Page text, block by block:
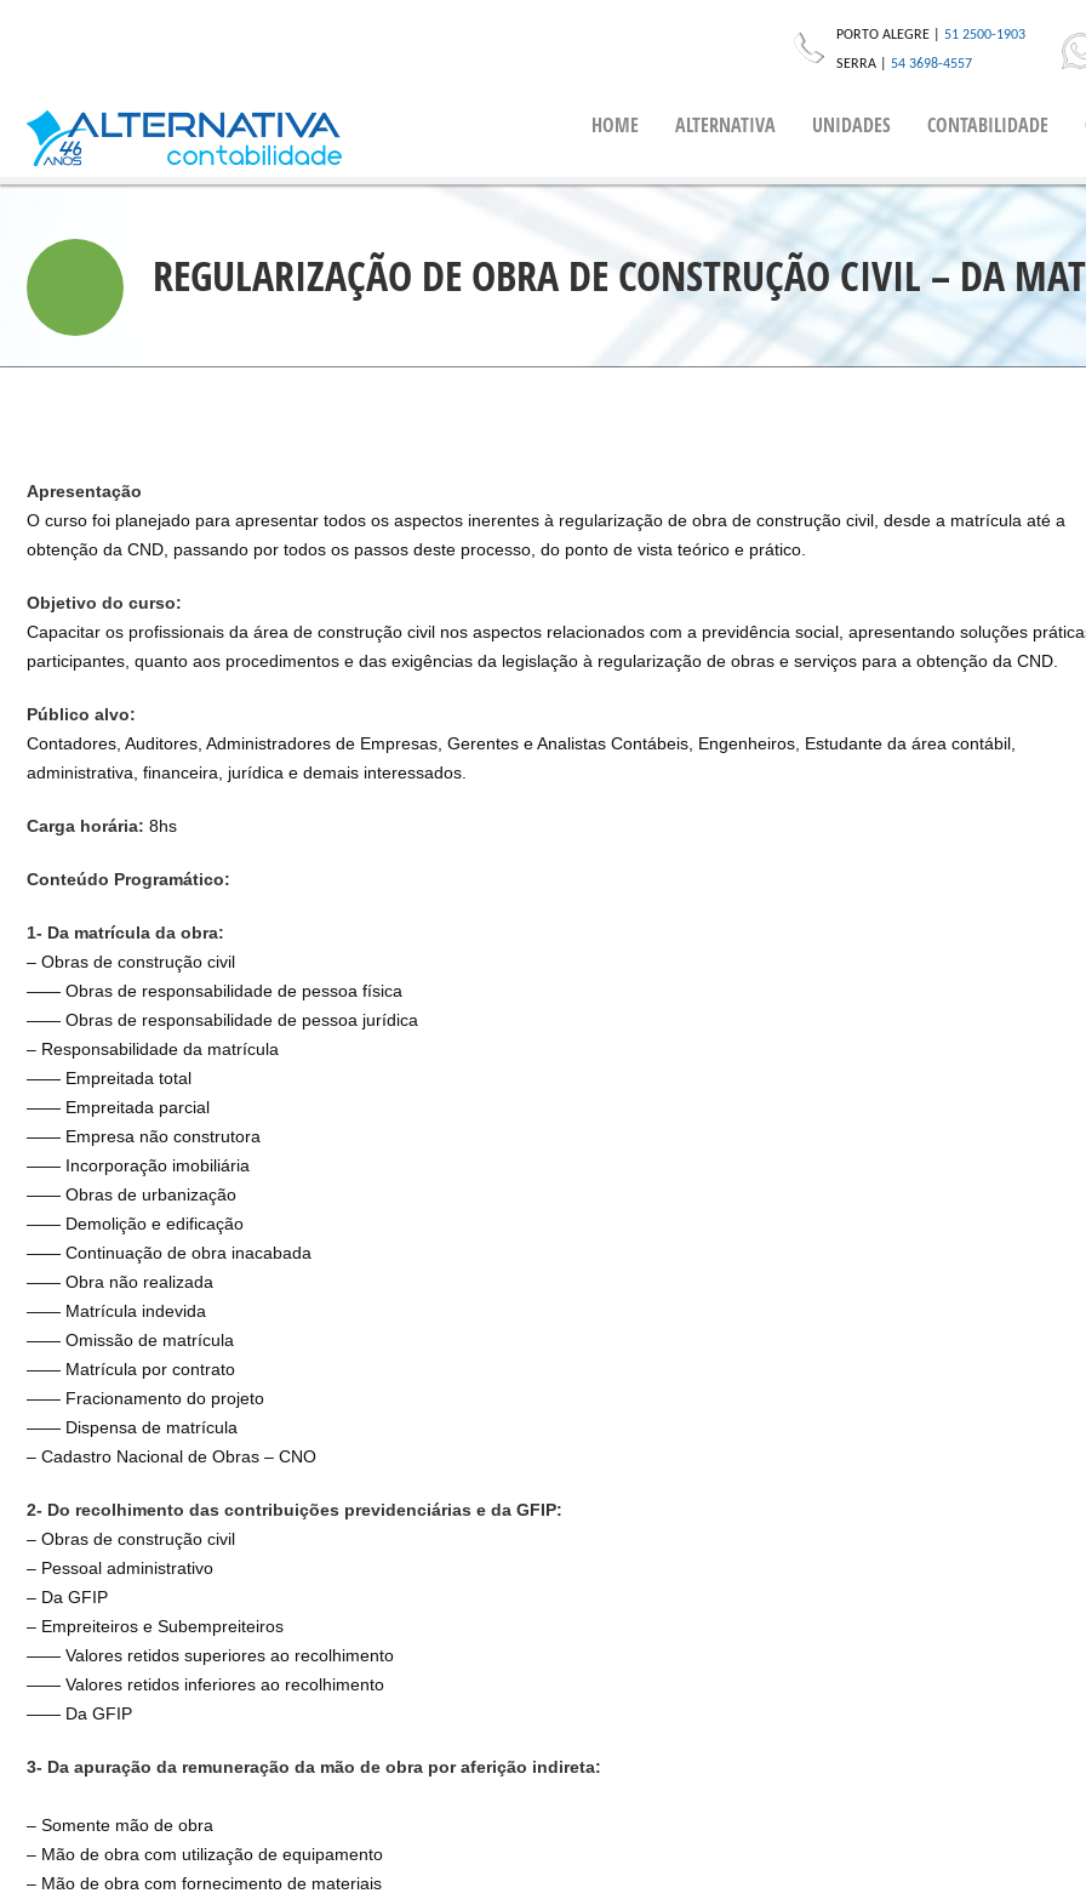
PORTO ALEGRE | 51 2500-1903
SERRA | 54 3698-4557
HOME ALTERNATIVA UNIDADES CONTABILIDADE
REGULARIZAÇÃO DE OBRA DE CONSTRUÇÃO CIVIL – DA
Apresentação
O curso foi planejado para apresentar todos os aspectos inerentes à regularização de obra de construção civil, desde a matrícula até a
obtenção da CND, passando por todos os passos deste processo, do ponto de vista teórico e prático.
Objetivo do curso:
Capacitar os profissionais da área de construção civil nos aspectos relacionados com a previdência social, apresentando soluções
participantes, quanto aos procedimentos e das exigências da legislação à regularização de obras e serviços para a obtenção da CND.
Público alvo:
Contadores, Auditores, Administradores de Empresas, Gerentes e Analistas Contábeis, Engenheiros, Estudante da área contábil,
administrativa, financeira, jurídica e demais interessados.
Carga horária: 8hs
Conteúdo Programático:
1- Da matrícula da obra:
– Obras de construção civil
—— Obras de responsabilidade de pessoa física
—— Obras de responsabilidade de pessoa jurídica
– Responsabilidade da matrícula
—— Empreitada total
—— Empreitada parcial
—— Empresa não construtora
—— Incorporação imobiliária
—— Obras de urbanização
—— Demolição e edificação
—— Continuação de obra inacabada
—— Obra não realizada
—— Matrícula indevida
—— Omissão de matrícula
—— Matrícula por contrato
—— Fracionamento do projeto
—— Dispensa de matrícula
– Cadastro Nacional de Obras – CNO
2- Do recolhimento das contribuições previdenciárias e da GFIP:
– Obras de construção civil
– Pessoal administrativo
– Da GFIP
– Empreiteiros e Subempreiteiros
—— Valores retidos superiores ao recolhimento
—— Valores retidos inferiores ao recolhimento
—— Da GFIP
3- Da apuração da remuneração da mão de obra por aferição indireta:
– Somente mão de obra
– Mão de obra com utilização de equipamento
– Mão de obra com fornecimento de materiais